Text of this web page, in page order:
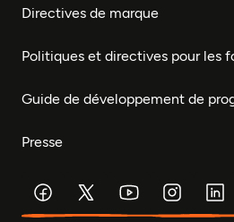
Directives de marque
Politiques et directives pour les
Guide de développement de
Presse